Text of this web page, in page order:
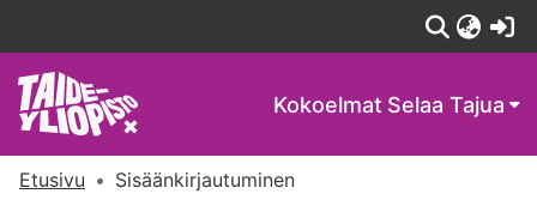
Kokoelmat Selaa Tajua
Etusivu Sisäänkirjautuminen